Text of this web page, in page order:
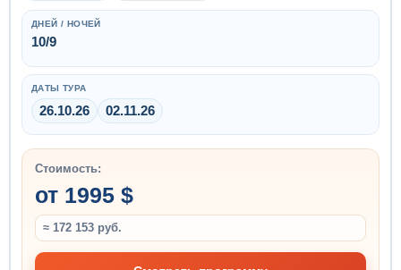
ДНЕЙ / НОЧЕЙ
10/9
ДАТЫ ТУРА
26.10.26 02.11.26
Стоимость:
от 1995 $
≈ 172 153 руб.